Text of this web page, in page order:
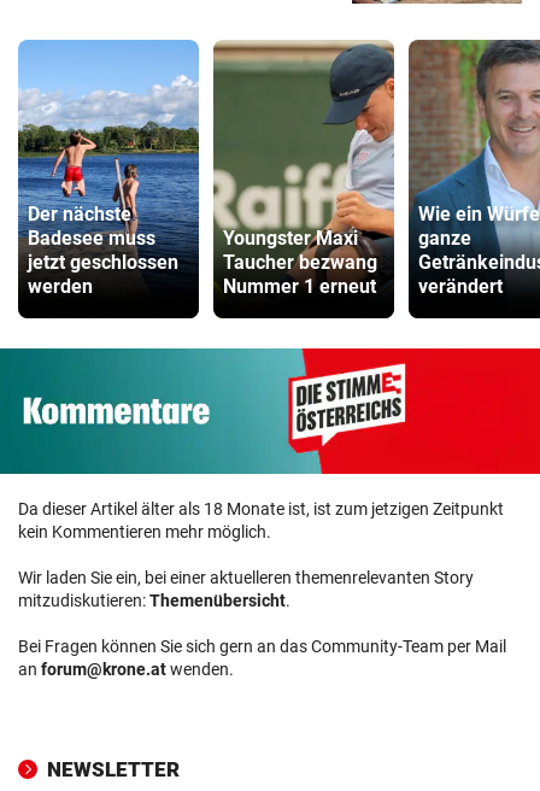
Der nächste
Badesee muss
jetzt geschlossen
werden
Youngster Maxi
Taucher bezwang
Nummer 1 erneut
Wie ein
ganze
verändert
Da dieser Artikel älter als 18 Monate ist, ist zum jetzigen Zeitpunkt
kein Kommentieren mehr möglich.
Wir laden Sie ein, bei einer aktuelleren themenrelevanten Story
mitzudiskutieren:Themenübersicht.
Bei Fragen können Sie sich gern an das Community-Team per Mail
an forum@krone.atwenden.
NEWSLETTER